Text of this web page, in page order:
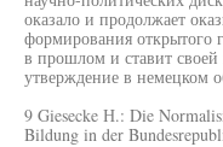
оказало и продолжает
формирования открытого
в прошлом и ставит
утверждение в немецком
9 Giesecke Н.: Die
Bildung in der